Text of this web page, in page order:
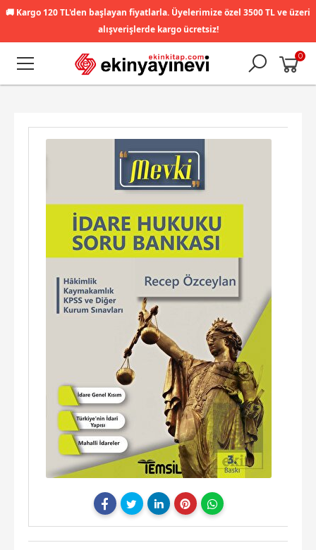
🚚 Kargo 120 TL'den başlayan fiyatlarla. Üyelerimize özel 3500 TL ve üzeri
alışverişlerde kargo ücretsiz!
0